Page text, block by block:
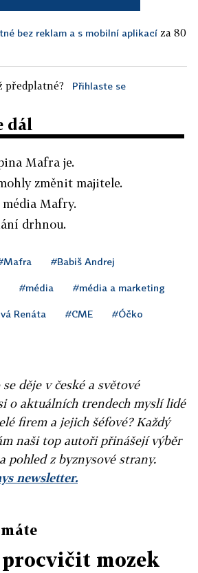
bez reklam a s mobilní aplikací za 80
předplatné? Přihlaste se
dál
Mafra je.
změnit majitele.
média Mafry.
drhnou.
#Babiš Andrej
#média #média a marketing
Renáta #CME #Óčko
děje v české a světové
o aktuálních trendech myslí lidé
firem a jejich šéfové? Každý
naši top autoři přinášejí výběr
pohled z byznysové strany.
newsletter.
procvičit mozek